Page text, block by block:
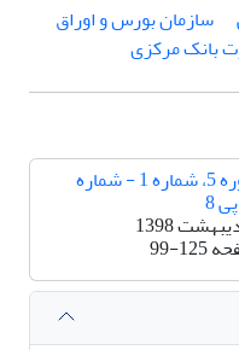
سازمان بورس و اوراق
بانک مرکزی
دوره 5، شماره 1 - شماره
8
1398
99-125